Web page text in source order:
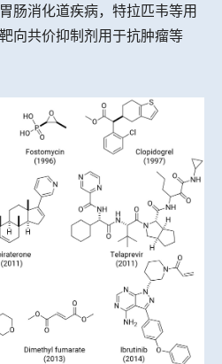
肠消化道疾病，特拉匹韦等用
向共价抑制剂用于抗肿瘤等